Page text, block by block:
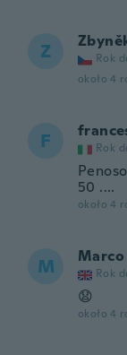
Z Rok
około 4
F Rok
50 ....
około 4
M Marco
Rok
😧
około 4